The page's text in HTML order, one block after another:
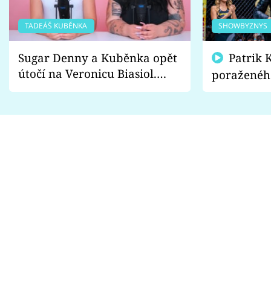
TADEÁŠ KUBĚNKA
Sugar Denny a Kuběnka opět
útočí na Veronicu Biasiol.
Proč je podle nich falešná a
SHOWBYZNYS
fanoušci